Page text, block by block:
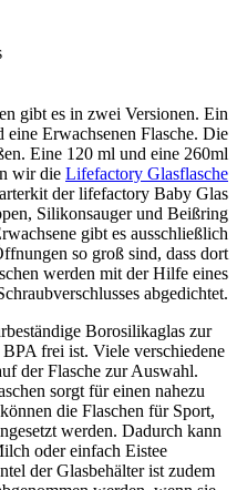
gibt es in zwei Versionen. Ein
Erwachsenen Flasche. Die
Eine 120 ml und eine 260ml
wir die Lifefactory Glasflasche
der lifefactory Baby Glas
Silikonsauger und Beißring
gibt es ausschließlich
so groß sind, dass dort
werden mit der Hilfe eines
abgedichtet.
Borosilikaglas zur
frei ist. Viele verschiedene
der Flasche zur Auswahl.
sorgt für einen nahezu
die Flaschen für Sport,
werden. Dadurch kann
oder einfach Eistee
der Glasbehälter ist zudem